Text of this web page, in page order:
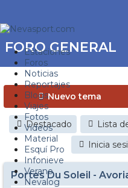
Estaciones
Foros
Noticias
Reportajes
Blogs
Viajes
Fotos
Videos
Material
Esquí Pro
Infonieve
Verano
Nevalog
FORO GENERAL
Nuevo tema
Destacado Lista
Inicia
Portes Du Soleil -